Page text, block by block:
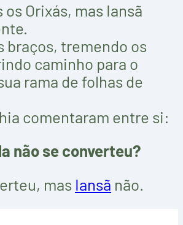
Orixás, mas Iansã
braços, tremendo os
caminho para o
rama de folhas de
comentaram entre si:
não se converteu?
mas Iansã não.